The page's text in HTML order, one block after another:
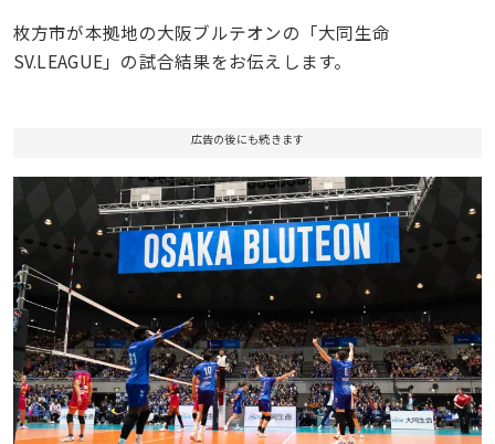
枚方市が本拠地の大阪ブルテオンの「大同生命
SV.LEAGUE」の試合結果をお伝えします。
広告の後にも続きます